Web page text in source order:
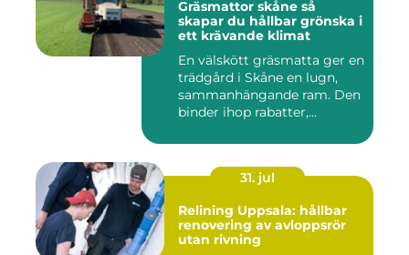
Gräsmattor skåne så
skapar du hållbar grönska i
ett krävande klimat
En välskött gräsmatta ger en
trädgård i Skåne en lugn,
sammanhängande ram. Den
binder ihop rabatter,...
31. jul
Relining Uppsala: hållbar
renovering av avloppsrör
utan rivning